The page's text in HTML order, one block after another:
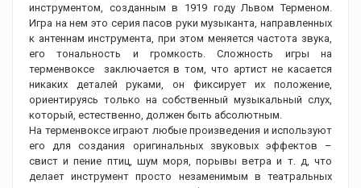
инструментом, созданным в 1919 году Львом Терменом.
Игра на нем это серия пасов руки музыканта, направленных
к антеннам инструмента, при этом меняется частота звука,
его тональность и громкость. Сложность игры на
терменвоксе заключается в том, что артист не касается
никаких деталей руками, он фиксирует их положение,
ориентируясь только на собственный музыкальный слух,
который, естественно, должен быть абсолютным.
На терменвоксе играют любые произведения и используют
его для создания оригинальных звуковых эффектов –
свист и пение птиц, шум моря, порывы ветра и т. д, что
делает инструмент просто незаменимым в театральных